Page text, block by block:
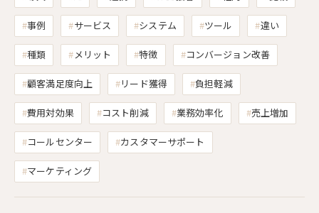
事例 サービス システム ツール 違い
種類 メリット 特徴 コンバージョン改善
顧客満足度向上 リード獲得 負担軽減
費用対効果 コスト削減 業務効率化 売上増加
コールセンター カスタマーサポート
マーケティング